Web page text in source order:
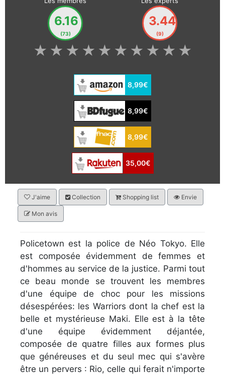
6.16
(73)
3.44
(9)
★
★
★
★
★
★
★
★
★
★
8,99€
8,99€
8,99€
35,00€
J'aime Collection Shopping list Envie
Mon avis
Policetown est la police de Néo Tokyo. Elle
est composée évidemment de femmes et
d'hommes au service de la justice. Parmi tout
ce beau monde se trouvent les membres
d'une équipe de choc pour les missions
désespérées: les Warriors dont la chef est la
belle et mystérieuse Maki. Elle est à la tête
d'une équipe évidemment déjantée,
composée de quatre filles aux formes plus
que généreuses et du seul mec qui s'avère
être un pervers : Rio, celle qui ferait n'importe